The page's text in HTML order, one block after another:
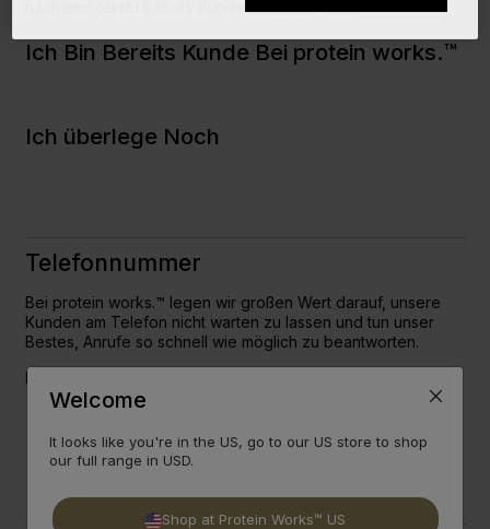
Ich Bin Bereits Kunde Bei protein works.™
Ich überlege Noch
Telefonnummer
Bei protein works.™ legen wir großen Wert darauf, unsere
Kunden am Telefon nicht warten zu lassen und tun unser
Bestes, Anrufe so schnell wie möglich zu beantworten.
Du erreichst uns Montag bis Freitag von 09.00 - 17.00 Uhr:
Welcome
It looks like you're in the US, go to our US store to shop
our full range in USD.
Shop at Protein Works™ US